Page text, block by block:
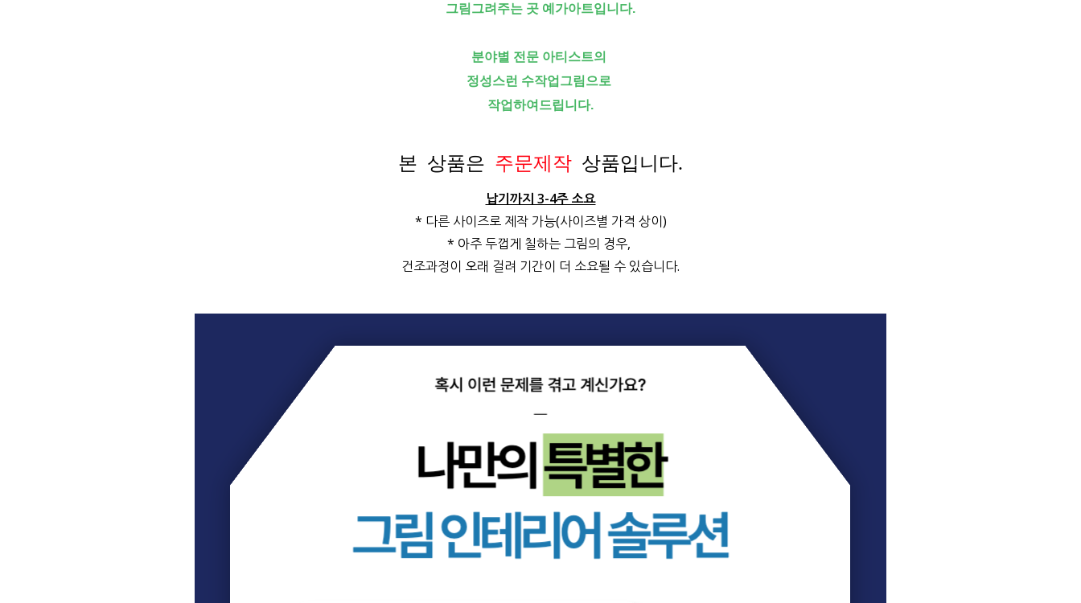
그림그려주는 곳 예가아트입니다.
분야별 전문 아티스트의
정성스런 수작업그림으로
작업하여드립니다.
본 상품은 주문제작 상품입니다.
납기까지 3-4주 소요
* 다른 사이즈로 제작 가능(사이즈별 가격 상이)
* 아주 두껍게 칠하는 그림의 경우,
건조과정이 오래 걸려 기간이 더 소요될 수 있습니다.